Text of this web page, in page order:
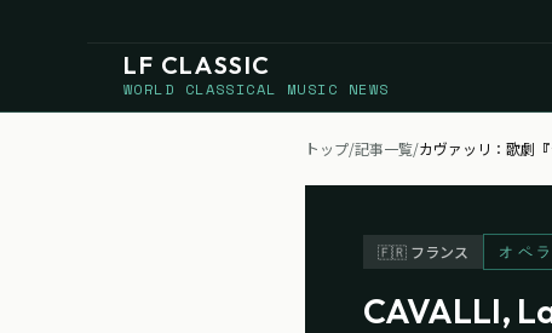
LF CLASSIC
WORLD CLASSICAL MUSIC NEWS
トップ/記事一覧/カヴァッリ：歌劇『
🇫🇷 フランス オペラ
CAVALLI,